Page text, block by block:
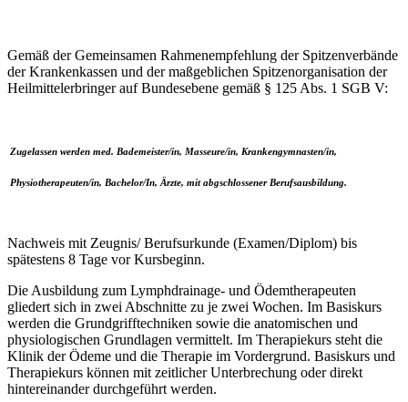
Gemäß der Gemeinsamen Rahmenempfehlung der Spitzenverbände
der Krankenkassen und der maßgeblichen Spitzenorganisation der
Heilmittelerbringer auf Bundesebene gemäß § 125 Abs. 1 SGB V:
Zugelassen werden med. Bademeister/in, Masseure/in, Krankengymnasten/in,
Physiotherapeuten/in, Bachelor/In, Ärzte, mit abgschlossener Berufsausbildung.
Nachweis mit Zeugnis/ Berufsurkunde (Examen/Diplom) bis
spätestens 8 Tage vor Kursbeginn.
Die Ausbildung zum Lymphdrainage- und Ödemtherapeuten
gliedert sich in zwei Abschnitte zu je zwei Wochen. Im Basiskurs
werden die Grundgrifftechniken sowie die anatomischen und
physiologischen Grundlagen vermittelt. Im Therapiekurs steht die
Klinik der Ödeme und die Therapie im Vordergrund. Basiskurs und
Therapiekurs können mit zeitlicher Unterbrechung oder direkt
hintereinander durchgeführt werden.